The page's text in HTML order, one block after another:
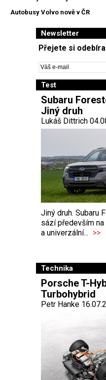
Autobusy Volvo nově v ČR
Newsletter
Přejete si
Test
Subaru
Jiný druh
Lukáš Dittrich
Jiný druh. Subaru
sází především
a univerzální... >>
Technika
Porsche T-
Turbohybrid
Petr Hanke